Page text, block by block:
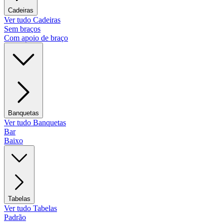
Cadeiras
Ver tudo Cadeiras
Sem braços
Com apoio de braço
Banquetas
Ver tudo Banquetas
Bar
Baixo
Tabelas
Ver tudo Tabelas
Padrão